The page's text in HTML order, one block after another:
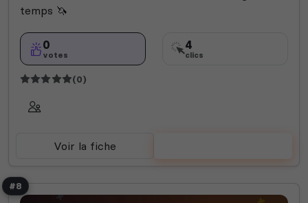
temps 🦄
0
votes
4
clics
(0)
Voir la fiche
#8